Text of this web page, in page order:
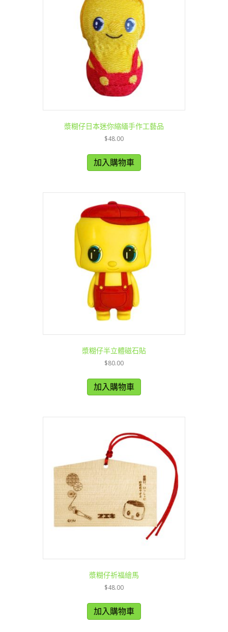
漿糊仔日本迷你縮緬手作工藝品
$48.00
加入購物車
漿糊仔半立體磁石貼
$80.00
加入購物車
漿糊仔祈福繪馬
$48.00
加入購物車